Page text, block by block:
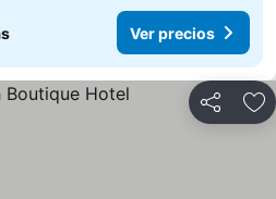
Ver precios
Compartir